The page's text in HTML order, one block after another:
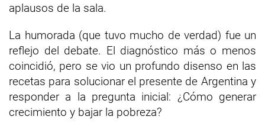
aplausos de la sala.
La humorada (que tuvo mucho de verdad) fue un
reflejo del debate. El diagnóstico más o menos
coincidió, pero se vio un profundo disenso en las
recetas para solucionar el presente de Argentina y
responder a la pregunta inicial: ¿Cómo generar
crecimiento y bajar la pobreza?